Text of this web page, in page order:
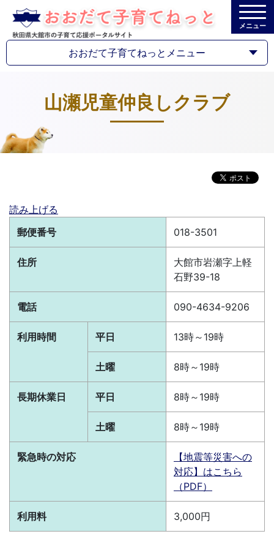
メニュー
おおだて子育てねっとメニュー
山瀬児童仲良しクラブ
読み上げる
郵便番号
018-3501
住所
大館市岩瀬字上軽
石野39-18
電話 090-4634-9206
利用時間 平日 13時～19時
土曜 8時～19時
長期休業日 平日 8時～19時
土曜 8時～19時
緊急時の対応
【地震等災害への
対応】はこちら
（PDF）
利用料 3,000円